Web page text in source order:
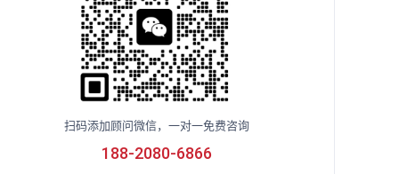
扫码添加顾问微信，一对一免费咨询
188-2080-6866